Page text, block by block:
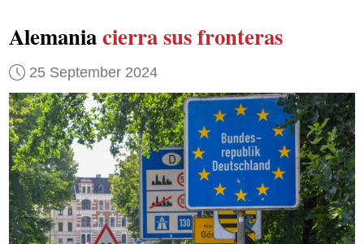
Alemaniacierra sus fronteras
25 September 2024